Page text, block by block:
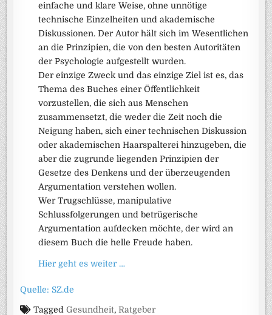
einfache und klare Weise, ohne unnötige
technische Einzelheiten und akademische
Diskussionen. Der Autor hält sich im Wesentlichen
an die Prinzipien, die von den besten Autoritäten
der Psychologie aufgestellt wurden.
Der einzige Zweck und das einzige Ziel ist es, das
Thema des Buches einer Öffentlichkeit
vorzustellen, die sich aus Menschen
zusammensetzt, die weder die Zeit noch die
Neigung haben, sich einer technischen Diskussion
oder akademischen Haarspalterei hinzugeben, die
aber die zugrunde liegenden Prinzipien der
Gesetze des Denkens und der überzeugenden
Argumentation verstehen wollen.
Wer Trugschlüsse, manipulative
Schlussfolgerungen und betrügerische
Argumentation aufdecken möchte, der wird an
diesem Buch die helle Freude haben.
Hier geht es weiter …
Quelle: SZ.de
TaggedGesundheit,Ratgeber